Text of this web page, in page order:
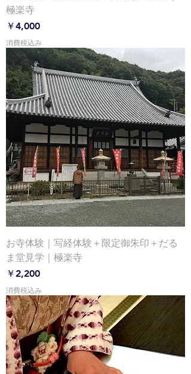
極楽寺
価格
￥4,000
消費税込み
お寺体験｜写経体験＋限定御朱印＋だる
ま堂見学｜極楽寺
価格
￥2,200
消費税込み